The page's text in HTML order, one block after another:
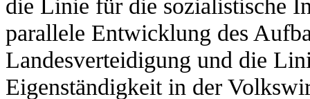
die Linie für die sozialistische
parallele Entwicklung des
Landesverteidigung und die
Eigenständigkeit in der